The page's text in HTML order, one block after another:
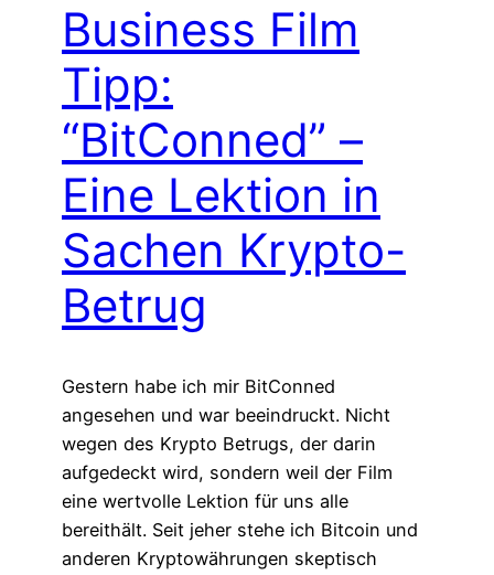
Business Film
Tipp:
“BitConned” –
Eine Lektion in
Sachen Krypto-
Betrug
Gestern habe ich mir BitConned
angesehen und war beeindruckt. Nicht
wegen des Krypto Betrugs, der darin
aufgedeckt wird, sondern weil der Film
eine wertvolle Lektion für uns alle
bereithält. Seit jeher stehe ich Bitcoin und
anderen Kryptowährungen skeptisch